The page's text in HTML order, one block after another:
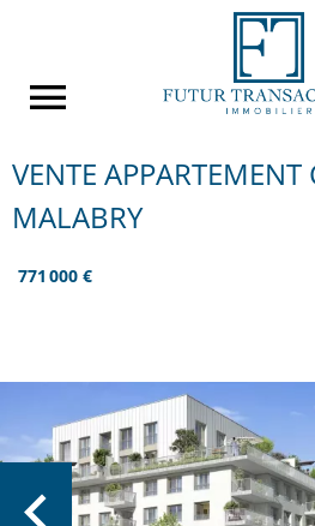
VENTE APPARTEMENT
MALABRY
771 000 €